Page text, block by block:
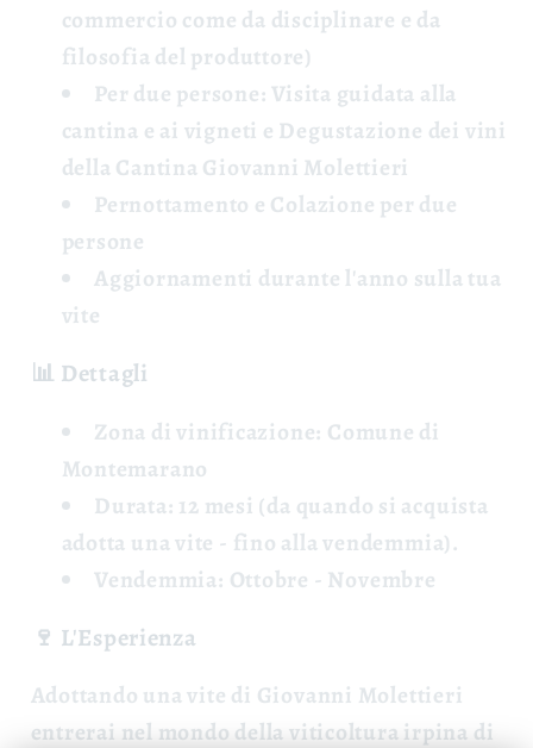
commercio come da disciplinare e da
filosofia del produttore)
Per due persone: Visita guidata alla
cantina e ai vigneti e Degustazione dei vini
della Cantina Giovanni Molettieri
Pernottamento e Colazione per due
persone
Aggiornamenti durante l'anno sulla tua
vite
📊 Dettagli
Zona di vinificazione: Comune di
Montemarano
Durata: 12 mesi (da quando si acquista
adotta una vite - fino alla vendemmia).
Vendemmia: Ottobre - Novembre
🍷 L'Esperienza
Adottando una vite di Giovanni Molettieri
entrerai nel mondo della viticoltura irpina di